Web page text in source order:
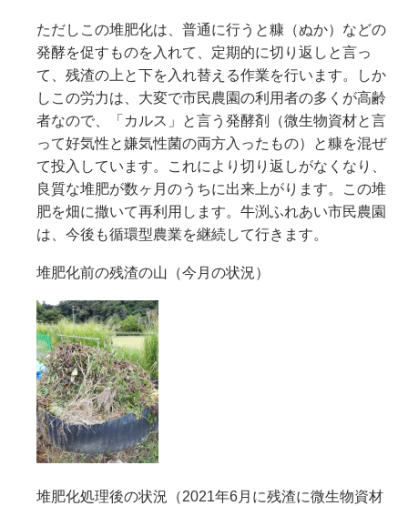
ただしこの堆肥化は、普通に行うと糠（ぬか）などの
発酵を促すものを入れて、定期的に切り返しと言っ
て、残渣の上と下を入れ替える作業を行います。しか
しこの労力は、大変で市民農園の利用者の多くが高齢
者なので、「カルス」と言う発酵剤（微生物資材と言
って好気性と嫌気性菌の両方入ったもの）と糠を混ぜ
て投入しています。これにより切り返しがなくなり、
良質な堆肥が数ヶ月のうちに出来上がります。この堆
肥を畑に撒いて再利用します。牛渕ふれあい市民農園
は、今後も循環型農業を継続して行きます。
堆肥化前の残渣の山（今月の状況）
堆肥化処理後の状況（2021年6月に残渣に微生物資材